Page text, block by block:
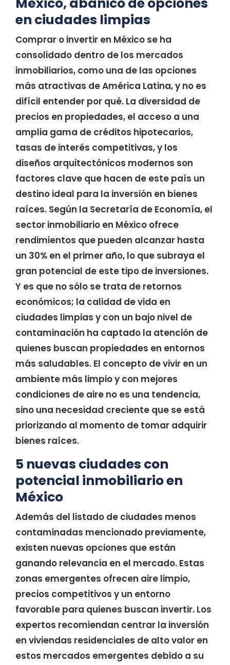
en ciudades limpias
Comprar o invertir en México se ha
consolidado dentro de los mercados
inmobiliarios, como una de las opciones
más atractivas de América Latina, y no es
difícil entender por qué. La diversidad de
precios en propiedades, el acceso a una
amplia gama de créditos hipotecarios,
tasas de interés competitivas, y los
diseños arquitectónicos modernos son
factores clave que hacen de este país un
destino ideal para la inversión en bienes
raíces. Según la Secretaría de Economía, el
sector inmobiliario en México ofrece
rendimientos que pueden alcanzar hasta
un 30% en el primer año, lo que subraya el
gran potencial de este tipo de inversiones.
Y es que no sólo se trata de retornos
económicos; la calidad de vida en
ciudades limpias y con un bajo nivel de
contaminación ha captado la atención de
quienes buscan propiedades en entornos
más saludables. El concepto de vivir en un
ambiente más limpio y con mejores
condiciones de aire no es una tendencia,
sino una necesidad creciente que se está
priorizando al momento de tomar adquirir
bienes raíces.
5 nuevas ciudades con
potencial inmobiliario en
México
Además del listado de ciudades menos
contaminadas mencionado previamente,
existen nuevas opciones que están
ganando relevancia en el mercado. Estas
zonas emergentes ofrecen aire limpio,
precios competitivos y un entorno
favorable para quienes buscan invertir. Los
expertos recomiendan centrar la inversión
en viviendas residenciales de alto valor en
estos mercados emergentes debido a su